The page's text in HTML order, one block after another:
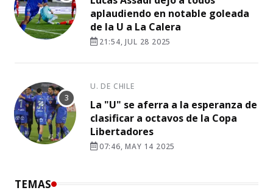
aplaudiendo en notable goleada
de la U a La Calera
21:54, JUL 28 2025
U. DE CHILE
La "U" se aferra a la esperanza de
clasificar a octavos de la Copa
Libertadores
07:46, MAY 14 2025
TEMAS